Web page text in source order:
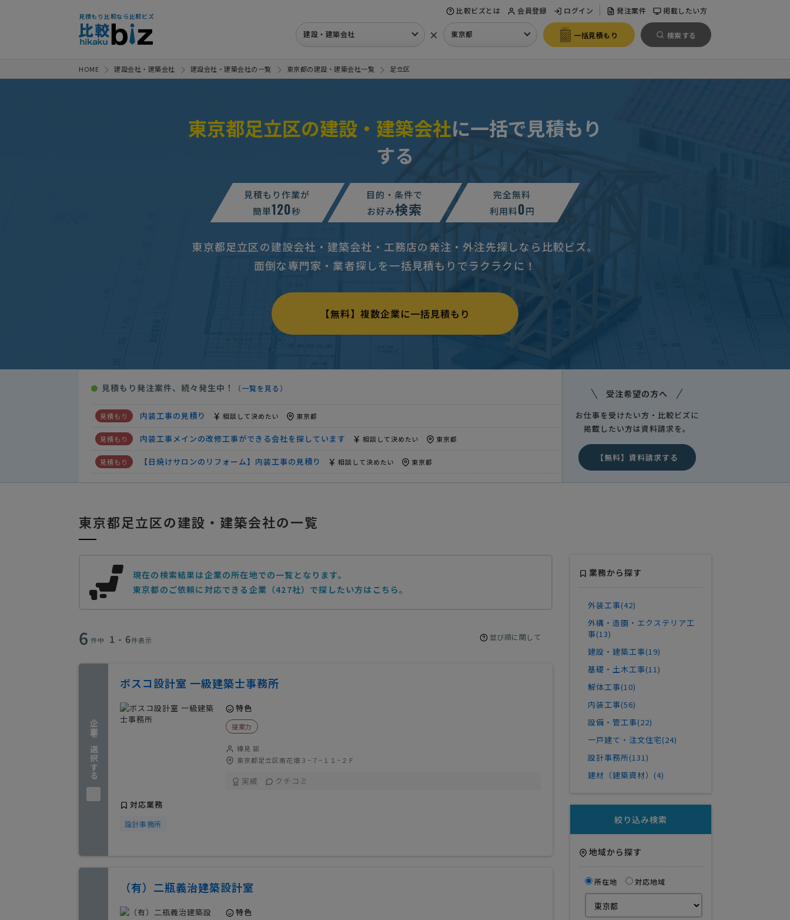
見積もり比較なら比較ビズ
比較ビズとは 会員登録 ログイン 発注案件 掲載したい方
建設・建築会社 × 東京都 一括見積もり 検索する
HOME 建設会社・建築会社 建設会社・建築会社の一覧 東京都の建設・建築会社一覧 足立区
東京都足立区の建設・建築会社に一括で見積もり
する
見積もり作業が
簡単120秒
目的・条件で
お好み検索
完全無料
利用料0円
東京都足立区の建設会社・建築会社・工務店の発注・外注先探しなら比較ビズ。
面倒な専門家・業者探しを一括見積もりでラクラクに！
【無料】複数企業に一括見積もり
● 見積もり発注案件、続々発生中！ （一覧を見る ）
相談して決めたい
相談して決めたい
内装工事メインの改修工事ができる会社を探しています 相談して決めたい 東京都
内装工事の見積り 相談して決めたい 東京都
【内装工事】建設会社への相談・問合せ
小規模マンション建て替え相談(600平米)
【表参道│展示用壁面造作】内装工事の見積り 30万円まで 東京都
【アパートの水漏れ修理】設備・電気・管工事の見積り
内装工事の見積り 相談して決めたい 東京都
内装工事メインの改修工事ができる会社を探しています 相談して決めたい 東京都
【日焼けサロンのリフォーム】内装工事の見積り 相談して決めたい 東京都
内装工事の見積り 相談して決めたい 東京都
受注希望の方へ
お仕事を受けたい方・比較ビズに
掲載したい方は資料請求を。
【無料】資料請求する
東京都足立区の建設・建築会社の一覧
現在の検索結果は企業の所在地での一覧となります。
東京都のご依頼に対応できる企業（427社）で探したい方はこちら。
6 件中 1 - 6件表示 並び順に関して
企業を選択する
ボスコ設計室 一級建築士事務所
特色
提案力
樽見 諭
東京都足立区南花畑３−７−１１−２Ｆ
実績 クチコミ
対応業務
設計事務所
（有）二瓶義治建築設計室
特色
業務から探す
外装工事(42)
外構・造園・エクステリア工
事(13)
建設・建築工事(19)
基礎・土木工事(11)
解体工事(10)
内装工事(56)
設備・管工事(22)
一戸建て・注文住宅(24)
設計事務所(131)
建材（建築資材）(4)
絞り込み検索
地域から探す
所在地 対応地域